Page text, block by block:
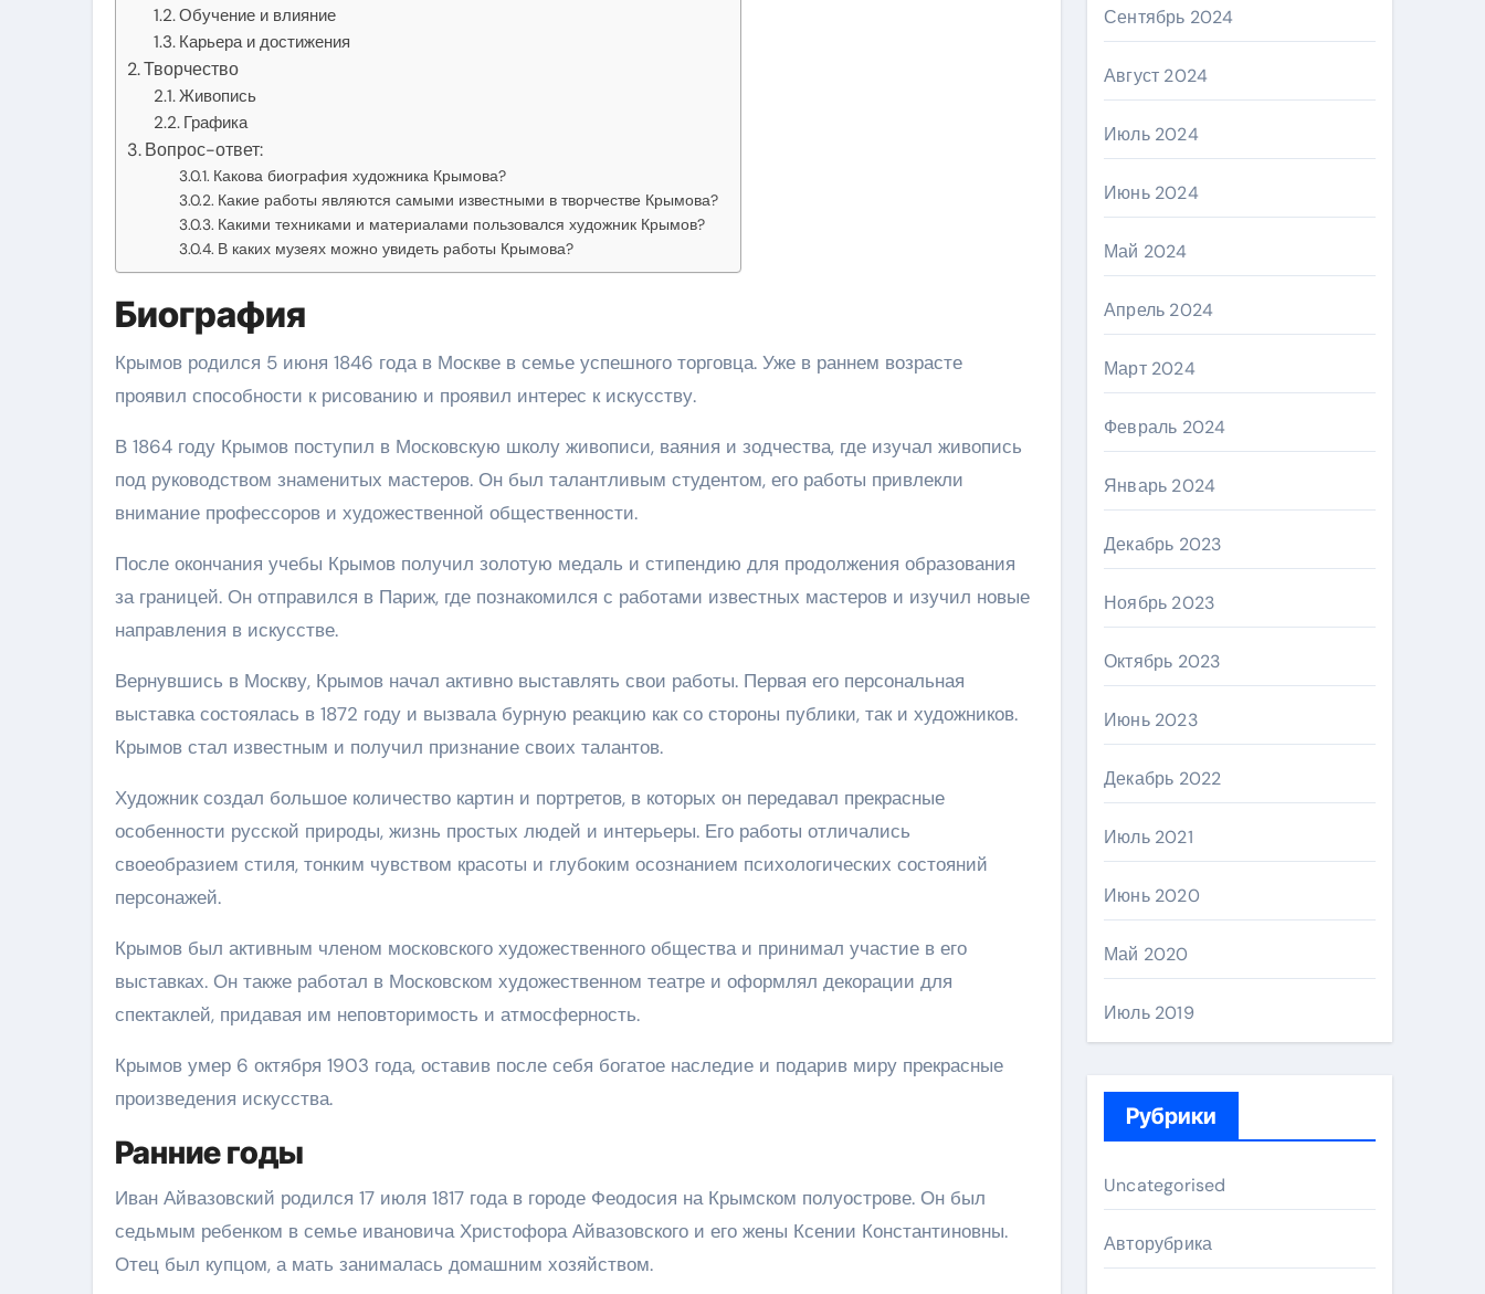
Обучение и влияние
Карьера и достижения
Творчество
Живопись
Графика
Вопрос-ответ:
Какова биография художника Крымова?
Какие работы являются самыми известными в творчестве Крымова?
Какими техниками и материалами пользовался художник Крымов?
В каких музеях можно увидеть работы Крымова?
Биография
Крымов родился 5 июня 1846 года в Москве в семье успешного торговца. Уже в раннем возрасте
проявил способности к рисованию и проявил интерес к искусству.
В 1864 году Крымов поступил в Московскую школу живописи, ваяния и зодчества, где изучал живопись
под руководством знаменитых мастеров. Он был талантливым студентом, его работы привлекли
внимание профессоров и художественной общественности.
После окончания учебы Крымов получил золотую медаль и стипендию для продолжения образования
за границей. Он отправился в Париж, где познакомился с работами известных мастеров и изучил новые
направления в искусстве.
Вернувшись в Москву, Крымов начал активно выставлять свои работы. Первая его персональная
выставка состоялась в 1872 году и вызвала бурную реакцию как со стороны публики, так и художников.
Крымов стал известным и получил признание своих талантов.
Художник создал большое количество картин и портретов, в которых он передавал прекрасные
особенности русской природы, жизнь простых людей и интерьеры. Его работы отличались
своеобразием стиля, тонким чувством красоты и глубоким осознанием психологических состояний
персонажей.
Крымов был активным членом московского художественного общества и принимал участие в его
выставках. Он также работал в Московском художественном театре и оформлял декорации для
спектаклей, придавая им неповторимость и атмосферность.
Крымов умер 6 октября 1903 года, оставив после себя богатое наследие и подарив миру прекрасные
произведения искусства.
Ранние годы
Иван Айвазовский родился 17 июля 1817 года в городе Феодосия на Крымском полуострове. Он был
седьмым ребенком в семье ивановича Христофора Айвазовского и его жены Ксении Константиновны.
Отец был купцом, а мать занималась домашним хозяйством.
Сентябрь 2024
Август 2024
Июль 2024
Июнь 2024
Май 2024
Апрель 2024
Март 2024
Февраль 2024
Январь 2024
Декабрь 2023
Ноябрь 2023
Октябрь 2023
Июнь 2023
Декабрь 2022
Июль 2021
Июнь 2020
Май 2020
Июль 2019
Рубрики
Uncategorised
Авторубрика